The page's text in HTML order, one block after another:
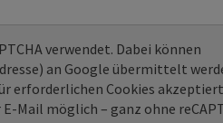
verwendet. Dabei können
an Google übermittelt
erforderlichen Cookies
Mail möglich – ganz ohne